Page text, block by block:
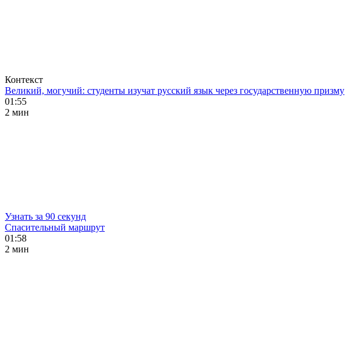
Контекст
Великий, могучий: студенты изучат русский язык через государственную призму
01:55
2 мин
Узнать за 90 секунд
Спасительный маршрут
01:58
2 мин